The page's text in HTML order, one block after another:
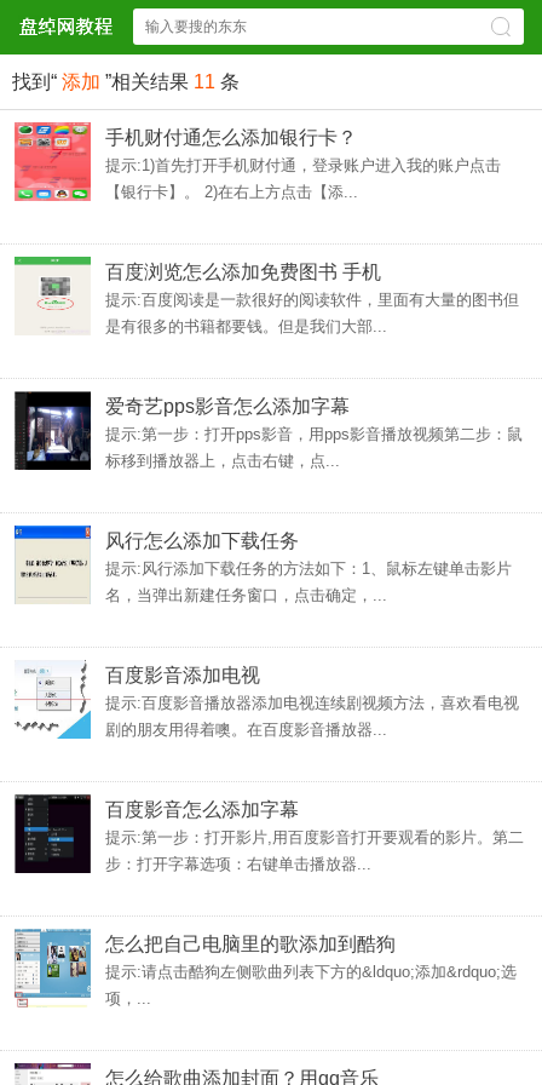
找到“ 添加 ”相关结果 11 条
手机财付通怎么添加银行卡？
提示:1)首先打开手机财付通，登录账户进入我的账户点击
【银行卡】。 2)在右上方点击【添...
百度浏览怎么添加免费图书 手机
提示:百度阅读是一款很好的阅读软件，里面有大量的图书但
是有很多的书籍都要钱。但是我们大部...
爱奇艺pps影音怎么添加字幕
提示:第一步：打开pps影音，用pps影音播放视频第二步：鼠
标移到播放器上，点击右键，点...
风行怎么添加下载任务
提示:风行添加下载任务的方法如下：1、鼠标左键单击影片
名，当弹出新建任务窗口，点击确定，...
​百度影音添加电视
提示:百度影音播放器添加电视连续剧视频方法，喜欢看电视
剧的朋友用得着噢。在百度影音播放器...
百度影音怎么添加字幕
提示:第一步：打开影片,用百度影音打开要观看的影片。第二
步：打开字幕选项：右键单击播放器...
怎么把自己电脑里的歌添加到酷狗
提示:请点击酷狗左侧歌曲列表下方的&ldquo;添加&rdquo;选
项，...
怎么给歌曲添加封面？用qq音乐